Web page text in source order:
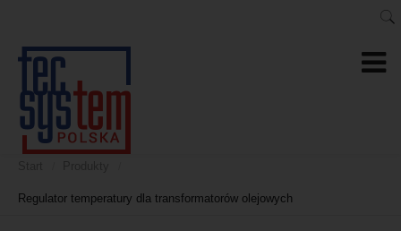
Regulator temperatury dla transformatorów olejowych